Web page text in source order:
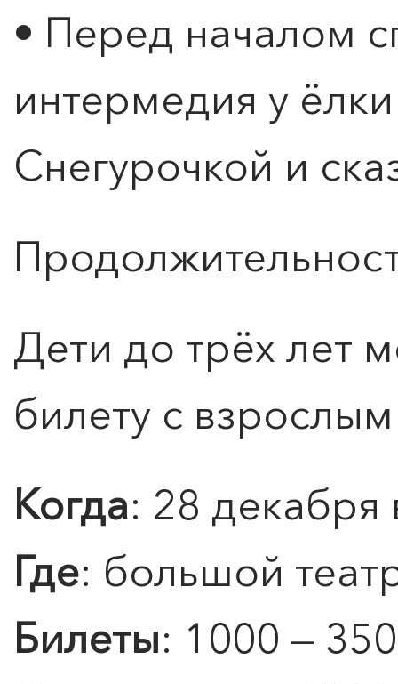
ПОИСК ПО МЕРОПРИЯТИЯМ
• Перед началом
интермедия у
Снегурочкой и
Дети до трёх лет
билету с
Когда: 28 декабря
Где: большой
Билеты: 1000 —
КАНИКУЛЫ В МЕРИДИАН
Программа всестороннего
Подробнее